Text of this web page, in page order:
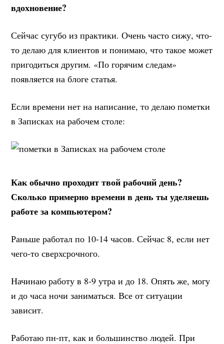
вдохновение?
Сейчас сугубо из практики. Очень часто сижу, что-
то делаю для клиентов и понимаю, что такое может
пригодиться другим. «По горячим следам»
появляется на блоге статья.
Если времени нет на написание, то делаю пометки
в Записках на рабочем столе:
Как обычно проходит твой рабочий день?
Сколько примерно времени в день ты уделяешь
работе за компьютером?
Раньше работал по 10-14 часов. Сейчас 8, если нет
чего-то сверхсрочного.
Начинаю работу в 8-9 утра и до 18. Опять же, могу
и до часа ночи заниматься. Все от ситуации
зависит.
Работаю пн-пт, как и большинство людей. При